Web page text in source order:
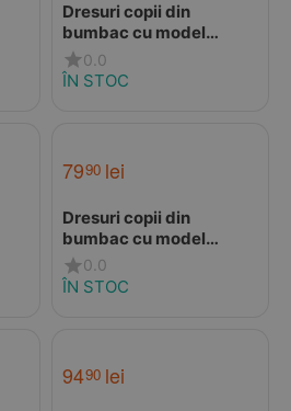
Dresuri copii din
bumbac cu model
lateral crosetat, verde
uscat, Condor
0.0
ÎN STOC
7990 lei
Dresuri copii din
bumbac cu model
lateral crosetat, baby
blue, Condor
0.0
ÎN STOC
9490 lei